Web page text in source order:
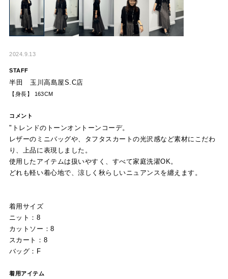
2024.9.13
STAFF
半田 玉川高島屋S.C店
【身長】 163CM
コメント
"トレンドのトーンオントーンコーデ。
レザーのミニバッグや、タフタスカートの光沢感など素材にこだわ
り、上品に表現しました。
使用したアイテムは扱いやすく、すべて家庭洗濯OK。
どれも軽い着心地で、涼しく秋らしいニュアンスを纏えます。
着用サイズ
ニット：8
カットソー：8
スカート：8
バッグ：F
着用アイテム